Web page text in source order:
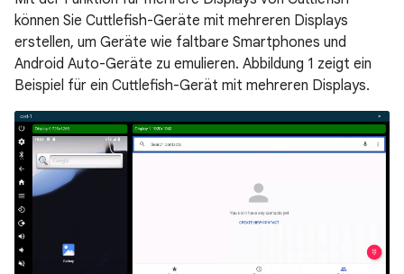
können Sie Cuttlefish-Geräte mit mehreren Displays
erstellen, um Geräte wie faltbare Smartphones und
Android Auto-Geräte zu emulieren. Abbildung 1 zeigt ein
Beispiel für ein Cuttlefish-Gerät mit mehreren Displays.